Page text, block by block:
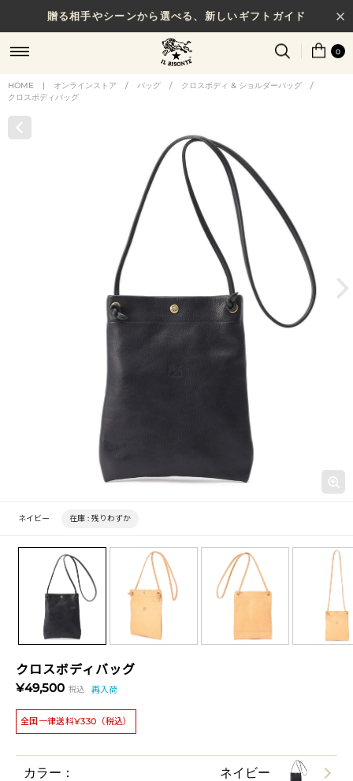
贈る相手やシーンから選べる、新しいギフトガイド
0
HOME | オンラインストア / バッグ / クロスボディ & ショルダーバッグ
/
クロスボディバッグ
クロスボディバッグ
¥49,500 税込 再入荷
全国一律送料¥330（税込）
ネイビー 在庫 : 残りわずか
カラー： ネイビー